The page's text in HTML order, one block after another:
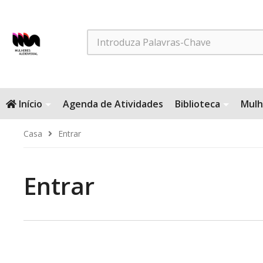
Search
Início Agenda de Atividades Biblioteca
Casa Entrar
Entrar